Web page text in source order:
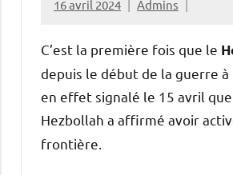
16 avril 2024 Admins
C’est la première fois que le
depuis le début de la guerre à
en effet signalé le 15 avril
Hezbollah a affirmé avoir
frontière.